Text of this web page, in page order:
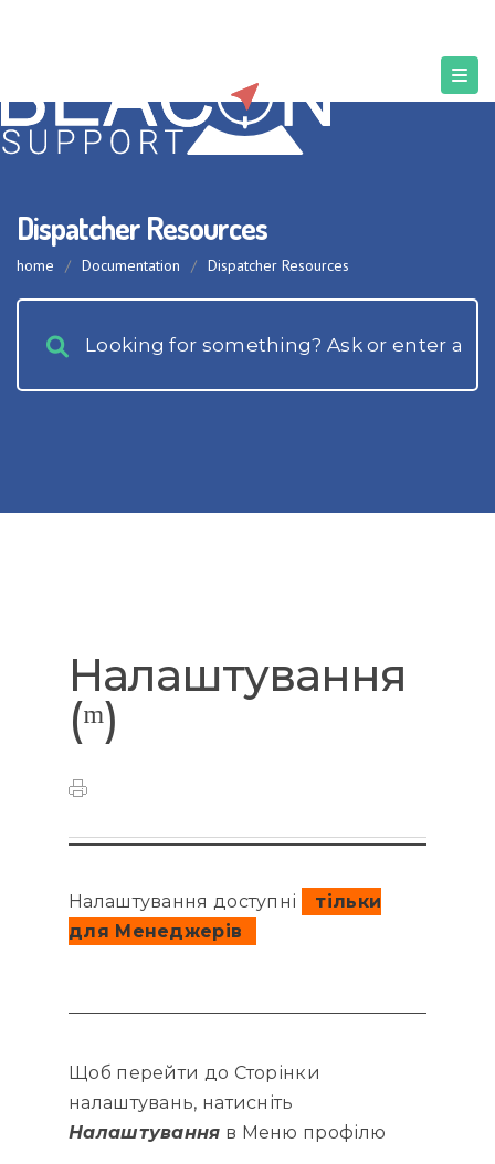
Dispatcher Resources
home / Documentation / Dispatcher Resources
Налаштування
(ᵐ)
Налаштування доступні
тільки
для Менеджерів
Щоб перейти до Сторінки
налаштувань, натисніть
Налаштування в Меню профілю